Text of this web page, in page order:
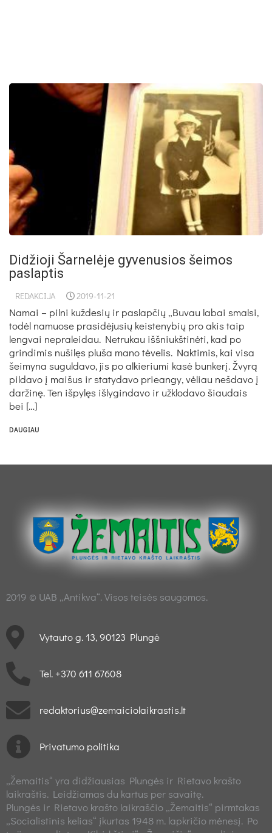
Didžioji Šarnelėje gyvenusios šeimos
paslaptis
REDAKCIJA 2019-11-21
Na­mai – pil­ni kuž­de­sių ir pa­slap­čių „Bu­vau la­bai smal­si,
to­dėl na­muo­se pra­si­dė­ju­sių keis­te­ny­bių pro akis taip
leng­vai ne­pra­lei­dau. Net­ru­kau iš­šniukš­ti­nė­ti, kad po
grin­di­mis nu­ši­lęs plu­ša ma­no tė­ve­lis. Nak­ti­mis, kai vi­sa
šei­my­na su­gul­da­vo, jis po al­kie­riu­mi ka­sė bun­ke­rį. Žvy­rą
pil­da­vo į mai­šus ir sta­ty­da­vo priean­gy, vė­liau ne­šda­vo į
dar­ži­nę. Ten iš­py­lęs iš­ly­gin­da­vo ir už­klo­da­vo šiau­dais
bei […]
DAUGIAU
2019 © UAB „Antikva“. Visos teisės saugomos.
Vytauto g. 13, 90123 Plungė
Tel. +370 611 67608
redaktorius@zemaiciolaikrastis.lt
Privatumo politika
„Žemaitis“ yra didžiausias Plungės ir Rietavo krašto
laikraštis. Leidžiamas du kartus per savaitę.
Plungės ir Rietavo krašto laikraščio „Žemaitis“ pirmtakas
„Socialistinis kelias“ įkurtas 1948 m. lapkričio mėnesį. Po